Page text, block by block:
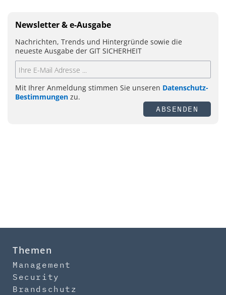
Newsletter & e-Ausgabe
Nachrichten, Trends und Hintergründe sowie die
neueste Ausgabe der GIT SICHERHEIT
Mit Ihrer Anmeldung stimmen Sie unseren Datenschutz-
Bestimmungen zu.
ABSENDEN
Themen
Management
Security
Brandschutz